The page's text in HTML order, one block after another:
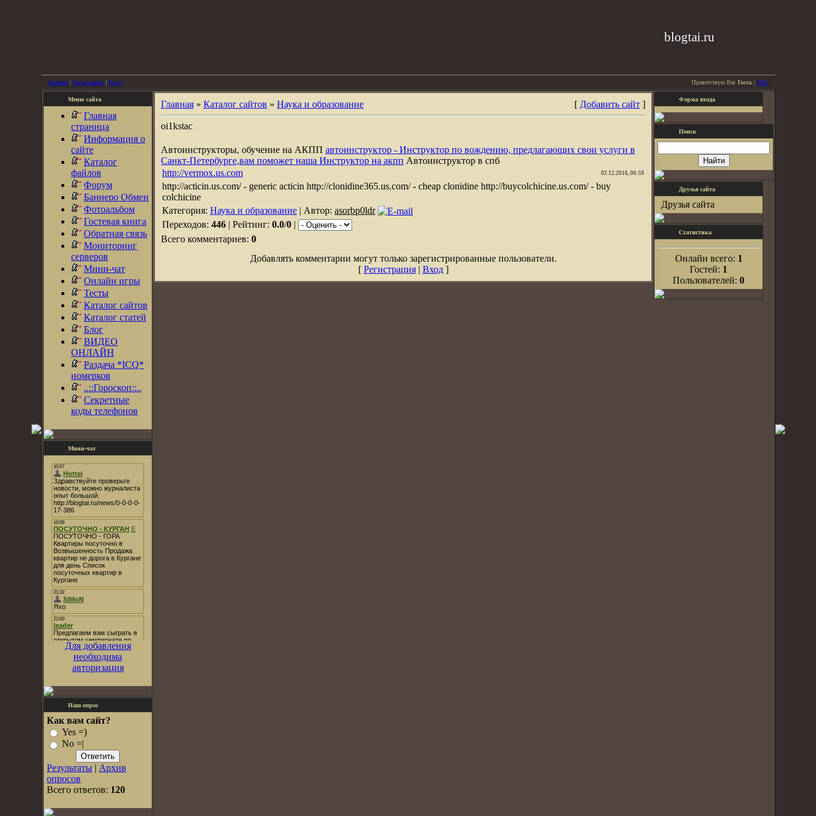
blogtai.ru
Главная | Регистрация | Вход Приветствую Вас Гость | RSS
Меню сайта
Главная
страница
Информация о
сайте
Каталог
файлов
Форум
Баннеро Обмен
Фотоальбом
Гостевая книга
Обратная связь
Мониторинг
серверов
Мини-чат
Онлайн игры
Тесты
Каталог сайтов
Каталог статей
Блог
ВИДЕО
ОНЛАЙН
Раздача *ICQ*
номерков
..::Гороскоп::..
Секретные
коды телефонов
Мини-чат
Для добавления
необходима
авторизация
Наш опрос
Как вам сайт?
Yes =)
No =|
Результаты | Архив
опросов
Всего ответов: 120
Главная » Каталог сайтов » Наука и образование [ Добавить сайт ]
oi1kstac
Автоинструкторы, обучение на АКПП автоинструктор - Инструктор по вождению, предлагающих свои услуги в
Санкт-Петербурге,вам поможет наша Инструктор на акпп Автоинструктор в спб
http://vermox.us.com
02.12.2016, 00:59
http://acticin.us.com/ - generic acticin http://clonidine365.us.com/ - cheap clonidine http://buycolchicine.us.com/ - buy
colchicine
Категория: Наука и образование | Автор: asorbp0ldr
Переходов: 446 | Рейтинг: 0.0/0 |
Всего комментариев: 0
Добавлять комментарии могут только зарегистрированные пользователи.
[ Регистрация| Вход]
Форма входа
Поиск
Друзья сайта
Друзья сайта
Статистика
Онлайн всего: 1
Гостей: 1
Пользователей: 0